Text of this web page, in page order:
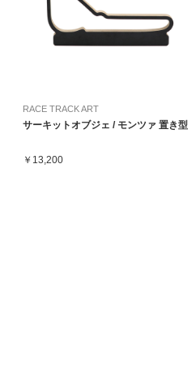
RACE TRACK ART
サーキットオブジェ / モンツァ 置き型
￥13,200